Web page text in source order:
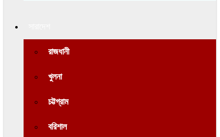
রাজধানী
খুলনা
চট্টগ্রাম
বরিশাল